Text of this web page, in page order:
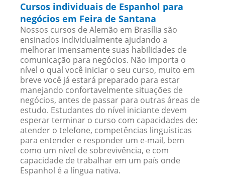
Cursos individuais de Espanhol para
negócios em Feira de Santana
Nossos cursos de Alemão em Brasília são
ensinados individualmente ajudando a
melhorar imensamente suas habilidades de
comunicação para negócios. Não importa o
nível o qual você iniciar o seu curso, muito em
breve você já estará preparado para estar
manejando confortavelmente situações de
negócios, antes de passar para outras áreas de
estudo. Estudantes do nível iniciante devem
esperar terminar o curso com capacidades de:
atender o telefone, competências linguísticas
para entender e responder um e-mail, bem
como um nível de sobrevivência, e com
capacidade de trabalhar em um país onde
Espanhol é a língua nativa.